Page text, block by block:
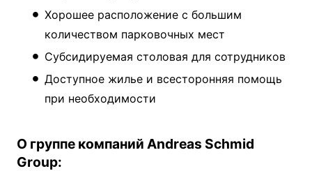
Хорошее расположение с большим
количеством парковочных мест
Субсидируемая столовая для сотрудников
Доступное жилье и всесторонняя помощь
при необходимости
О группе компаний Andreas Schmid
Group: